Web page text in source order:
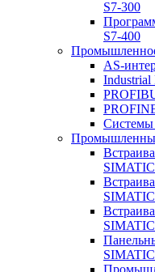
S7-300
S7-400
Промышленное
AS-
Industrial
Системы